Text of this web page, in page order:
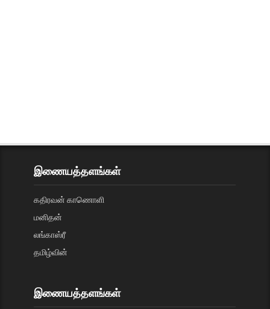
இணையத்தளங்கள்
கதிரவன் காணொளி
மனிதன்
லங்காஸ்ரீ
தமிழ்வின்
இணையத்தளங்கள்